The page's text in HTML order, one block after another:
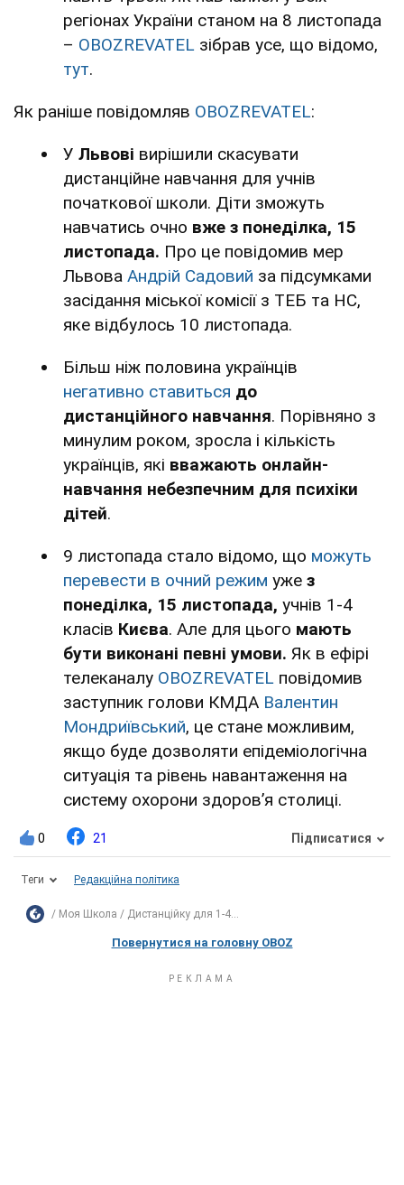
регіонах України станом на 8 листопада
– OBOZREVATEL зібрав усе, що відомо,
тут.
Як раніше повідомляв OBOZREVATEL:
У Львові вирішили скасувати
дистанційне навчання для учнів
початкової школи. Діти зможуть
навчатись очно вже з понеділка, 15
листопада. Про це повідомив мер
Львова Андрій Садовий за підсумками
засідання міської комісії з ТЕБ та НС,
яке відбулось 10 листопада.
Більш ніж половина українців
негативно ставиться до
дистанційного навчання. Порівняно з
минулим роком, зросла і кількість
українців, які вважають онлайн-
навчання небезпечним для психіки
дітей.
9 листопада стало відомо, що можуть
перевести в очний режим уже з
понеділка, 15 листопада, учнів 1-4
класів Києва. Але для цього мають
бути виконані певні умови. Як в ефірі
телеканалу OBOZREVATEL повідомив
заступник голови КМДА Валентин
Мондриївський, це стане можливим,
якщо буде дозволяти епідеміологічна
ситуація та рівень навантаження на
систему охорони здоров’я столиці.
0 21 Підписатися
Теги Редакційна політика
Моя Школа Дистанційку для 1-4...
Повернутися на головну OBOZ